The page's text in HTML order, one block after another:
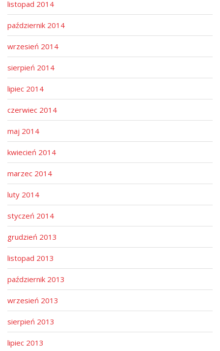
listopad 2014
październik 2014
wrzesień 2014
sierpień 2014
lipiec 2014
czerwiec 2014
maj 2014
kwiecień 2014
marzec 2014
luty 2014
styczeń 2014
grudzień 2013
listopad 2013
październik 2013
wrzesień 2013
sierpień 2013
lipiec 2013